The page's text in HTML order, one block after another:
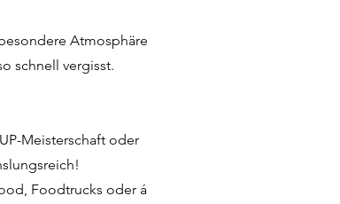
Atmosphäre
schnell vergisst.
Meisterschaft oder
Foodtrucks oder á